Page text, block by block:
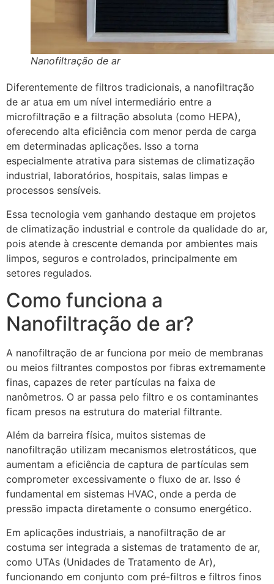
Nanofiltração de ar
Diferentemente de filtros tradicionais, a nanofiltração
de ar atua em um nível intermediário entre a
microfiltração e a filtração absoluta (como HEPA),
oferecendo alta eficiência com menor perda de carga
em determinadas aplicações. Isso a torna
especialmente atrativa para sistemas de climatização
industrial, laboratórios, hospitais, salas limpas e
processos sensíveis.
Essa tecnologia vem ganhando destaque em projetos
de climatização industrial e controle da qualidade do ar,
pois atende à crescente demanda por ambientes mais
limpos, seguros e controlados, principalmente em
setores regulados.
Como funciona a
Nanofiltração de ar?
A nanofiltração de ar funciona por meio de membranas
ou meios filtrantes compostos por fibras extremamente
finas, capazes de reter partículas na faixa de
nanômetros. O ar passa pelo filtro e os contaminantes
ficam presos na estrutura do material filtrante.
Além da barreira física, muitos sistemas de
nanofiltração utilizam mecanismos eletrostáticos, que
aumentam a eficiência de captura de partículas sem
comprometer excessivamente o fluxo de ar. Isso é
fundamental em sistemas HVAC, onde a perda de
pressão impacta diretamente o consumo energético.
Em aplicações industriais, a nanofiltração de ar
costuma ser integrada a sistemas de tratamento de ar,
como UTAs (Unidades de Tratamento de Ar),
funcionando em conjunto com pré-filtros e filtros finos